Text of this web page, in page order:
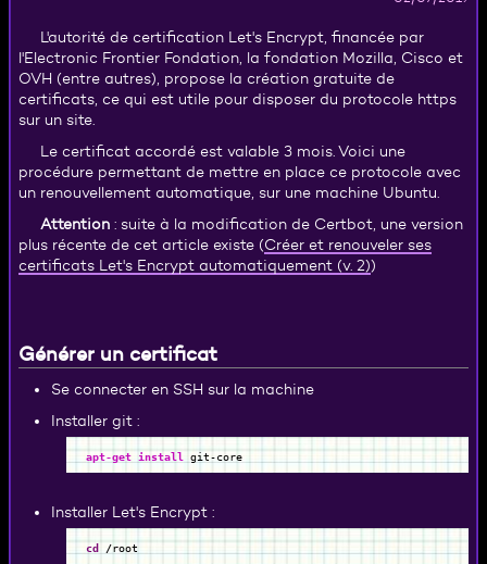
L'autorité de certification Let's Encrypt, financée par
l'Electronic Frontier Fondation, la fondation Mozilla, Cisco et
OVH (entre autres), propose la création gratuite de
certificats, ce qui est utile pour disposer du protocole https
sur un site.
Le certificat accordé est valable 3 mois. Voici une
procédure permettant de mettre en place ce protocole avec
un renouvellement automatique, sur une machine Ubuntu.
Attention : suite à la modification de Certbot, une version
plus récente de cet article existe (Créer et renouveler ses
certificats Let's Encrypt automatiquement (v. 2))
Générer un certificat
Se connecter en SSH sur la machine
Installer git :
apt-get install git-core
Installer Let's Encrypt :
cd /root